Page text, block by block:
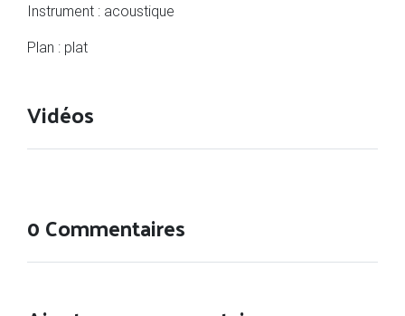
Instrument : acoustique
Plan : plat
Vidéos
0 Commentaires